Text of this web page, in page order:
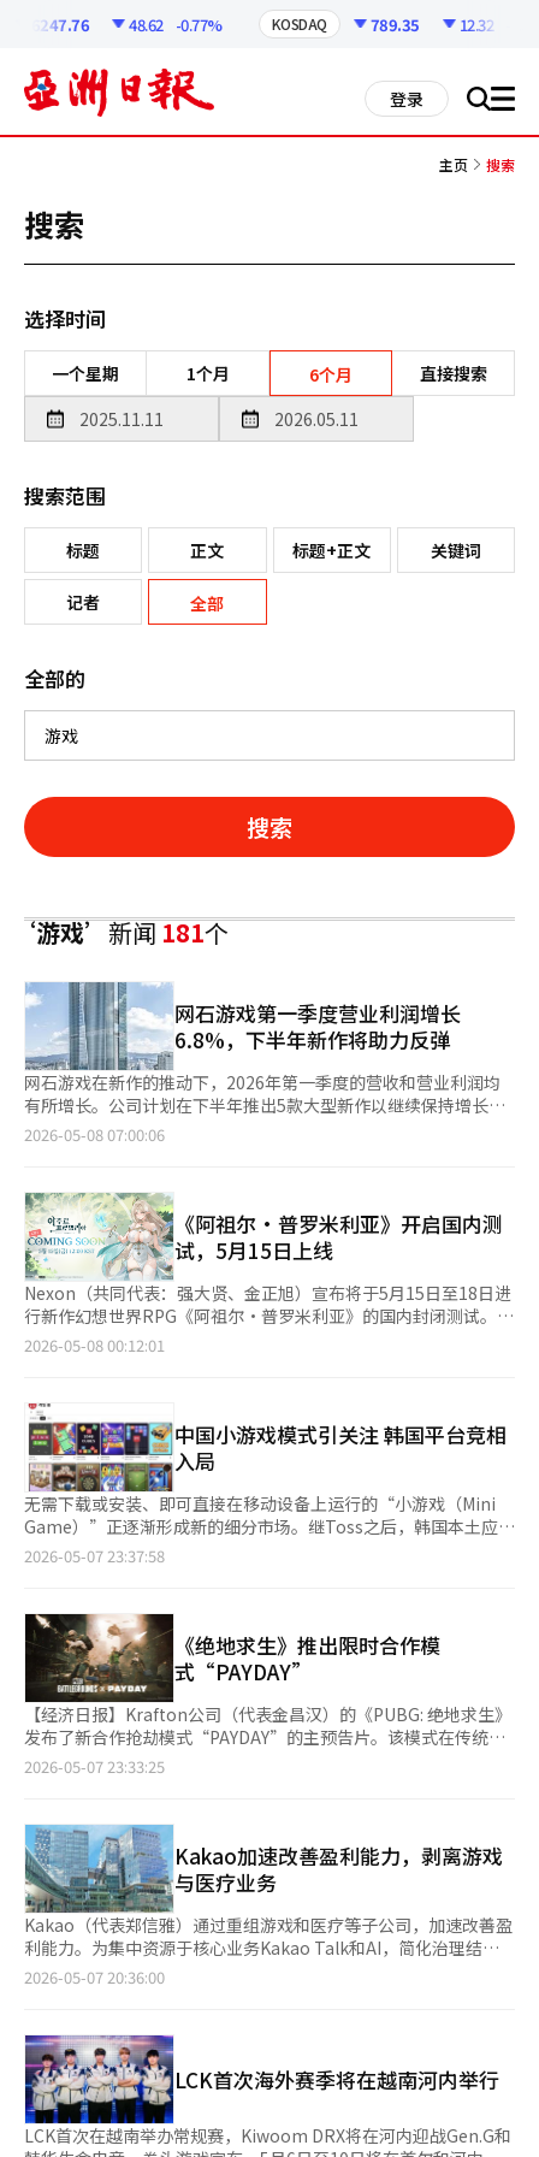
6247.76 48.62 -0.77% KOSDAQ 789.35 12.32
登录 搜 all
主页 搜索
搜索
选择时间
一个星期 1个月 6个月 直接搜索
搜索范围
标题 正文 标题+正文 关键词
记者 全部
全部的
搜索
‘游戏’新闻181个
网石游戏第一季度营业利润增长
6.8%，下半年新作将助力反弹
网石游戏在新作的推动下，2026年第一季度的营收和营业利润均
有所增长。公司计划在下半年推出5款大型新作以继续保持增长势
头。 网石于7日公布，2026年第一季度的合并营收为6517亿韩
作的推出，尽管这两款游戏在3月底发布，导致其对营收的贡献有
限。 由于出售持有的HYBE股份所带来的收益，净利润有所增加。
网石预计新作的销售将在第二季度开始显著反映，从而推动营收增
长。 海外市场表现持续向好，第一季度海外营收为5122亿韩元，
占总营收的79%。其中北美市场占比最高，为41%，韩国21%，
欧洲13%，东南亚12%，日本7%，其他地区6%。 在成本方面，
新作发布带来了影响，第一季度的市场营销费用为1682亿韩元，
同比增加47.3%。公司表示，在《石器时代养成》和《七大罪：起
少，人工成本较上季度有所下降，支付佣金也因自有知识产权游戏
的销售比例增加而减少。 网石期待从第二季度开始，新作的效果
将显著反映在业绩上。公司计划于14日推出《权力的游戏：国王之
路》的亚洲地区PC版本，21日发布移动版本，并在6月推出新作
MMORPG《SOL：附魔》。 下半年，网石将继续其积极的新作发
布策略，计划依次推出《我独自升级：业力》、《香格里拉前线：
七大最强种》、《项目章鱼》、《恶魔之心》和《项目伊吉斯》等
5款新作。 网石代表金炳圭表示：“第一季度主要新作的发布集中
润均实现增长，公司的基础实力保持稳定。基于全球营收占比达到
79%的多元化产品组合，我们期待从第二季度开始，新作的销售将
显著反映，外部增长和盈利能力改善将同步出现。”※ 本报道经
人工智能（AI）系统翻译与编辑。
2026-05-08 07:00:06
《阿祖尔·普罗米利亚》开启国内测
试，5月15日上线
Nexon（共同代表：强大贤、金正旭）宣布将于5月15日至18日进
行新作幻想世界RPG《阿祖尔·普罗米利亚》的国内封闭测试。该
游戏由开发《舰队Collection》的万珠游戏制作，旨在加速进军国
Windows和移动Android。 测试者的选拔结果可在官方网站查
询。Nexon将于13日提供客户端的预下载服务。在测试开始前的8
日，将发布介绍角色和基博游戏系统等核心内容的预览视频，并随
后逐步推出可玩角色的短视频。 《阿祖尔·普罗米利亚》是一款
探索幻想大陆并与神秘生物“基博”建立联系的RPG，玩家可以享
受冒险、战斗和建设等多种内容。官方全球网站将其描述为具
备“生物伴随”元素的幻想世界RPG。 Nexon于去年12月与万珠
游戏签署了《阿祖尔·普罗米利亚》的国内发行合同。万珠游戏凭
过引入该开发商的新作，进一步增强其亚文化产品线。 在CBT期
间，Nexon还将举办用户参与活动。从15日起，将开展“我的贴
纸”网页活动，用户可通过完成任务获得基博贴纸，完成的贴纸册
可在社交媒体上分享，并通过官方社区评论进行认证，参与抽奖赢
取谷歌礼品卡和亚克力支架。 “最爱的瞬间”活动也将在同一时
间进行，玩家可捕捉游戏中印象深刻的场景并分享，获得亚克力支
架。这一措施旨在从测试阶段开始吸引用户对角色和基博的反应，
促进粉丝群体的形成。 此次CBT的核心在于验证游戏性和了解国
感、战斗体验、成长结构和收费设计等多方面因素都将影响游戏的
成功。Nexon在测试过程中如何精准反映用户反馈，将是未来成功
的关键。 尤其在国内市场，已有的热门亚文化游戏竞争激烈。
《阿祖尔·普罗米利亚》若想脱颖而出，需在角色收集的乐趣之
外，展示与基博的联系、探索和建设等世界基础内容的说服力。此
次CBT将成为检验这些元素是否能转化为实际游戏体验的首次试金
石。 Nexon相关人士表示：“此次CBT是首次面向国内用户进行
的测试，旨在介绍游戏整体并提供亲身体验的机会。我们将多方位
2026-05-08 00:12:01
中国小游戏模式引关注 韩国平台竞相
入局
无需下载或安装、即可直接在移动设备上运行的“小游戏（Mini
Game）”正逐渐形成新的细分市场。继Toss之后，韩国本土应用
商店占有率排名第一的 One Store 也宣布进军小游戏业务，市场
段，已上线约10款游戏，并采用观看广告获取奖励的收益模式
（BM），未来还计划与支付系统联动。 与此同时，Toss去年推出
的迷你应用平台“App in Toss”上线9个月后，合作迷你应用数量
已突破2000个。由于个人开发者也可通过平台发布应用并实现盈
利，相关服务正被视为传统应用商店之外的新型替代生态。 目
前，中国是全球迷你应用市场规模最大的国家。微信、支付宝 等
平台均已构建包括游戏在内的迷你应用生态。据One Store介绍，
中国小游戏市场规模已达11.5万亿韩元（约合人民币540.5亿
优兔（YouTube） 等平台也在扩展小游戏业务。不过，Kakao
Games已于2023年终止KakaoTalk内小游戏服务“Snack
Game”，原因是使用率及盈利能力低迷。 韩国一位移动游戏开发
公司相关人士表示，真正实现小游戏主流化的国家几乎只有中国。
随着设备性能提升及成功案例出现，市场趋势未来仍存在变化可
能。
2026-05-07 23:37:58
《绝地求生》推出限时合作模
式“PAYDAY”
【经济日报】Krafton公司（代表金昌汉）的《PUBG: 绝地求生》
发布了新合作抢劫模式“PAYDAY”的主预告片。该模式在传统大
逃杀玩法中加入了潜入和角色分工逃脱任务，旨在将绝地求生扩展
劫游戏“PAYDAY”IP。双方在2024年12月宣布战略合作，将
PAYDAY的体验融入绝地求生。该模式以团队合作为基础，玩家需
组成小队，完成目标并逃脱。玩家可选择突击兵、医疗兵、防御
兵、狙击手、潜入者五种职业之一，进行角色分工。游戏场景包括
兑换所、钻石区、夜总会和武装运输车，玩家需获取金库、数据和
现金等目标物。主预告片以城市为背景，展现了角色戴着个性面具
进行抢劫和逃脱的场景，并配有全球艺术家070 Shake为绝地求生
创作的原创歌曲《Baby Driver》。绝地求生此前
的音乐。这次不仅使用了现有音乐，还增加了原创曲目，将游戏模
式与音乐合作结合为一种内容体验。Krafton推出PAYDAY模式的
背景是其平台化战略。今年，Krafton通过增加新模式和IP合作，
拓展了绝地求生的玩法边界。PAYDAY是将合作射击与抢劫元素融
入绝地求生的实验。此次合作对Krafton和Starbreeze都有重要意
义。Krafton希望通过内容扩展减少现有用户流失，并吸引新用
2026-05-07 23:33:25
Kakao加速改善盈利能力，剥离游戏
与医疗业务
Kakao（代表郑信雅）通过重组游戏和医疗等子公司，加速改善盈
利能力。为集中资源于核心业务Kakao Talk和AI，简化治理结
构，减少非核心业务负担。Kakao首席财务官申钟焕在2026年第
率将改善近2个百分点。”Kakao去年底出售了Kakao Healthcare
的股份，今年也在推进Kakao Games的重组。Kakao Games已被
列为待售资产，相关损益被归类为终止经营损益。Kakao将不再是
最大股东，但将保留少数股权，以分享未来业务增长带来的价值提
升。此次重组不仅是简单的子公司出售，更是以核心业务为中心的
2026-05-07 20:36:00
LCK首次海外赛季将在越南河内举行
LCK首次在越南举办常规赛，Kiwoom DRX将在河内迎战Gen.G和